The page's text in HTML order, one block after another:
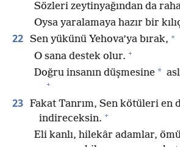
Sözleri zeytinyağından da
Oysa yaralamaya hazır bir
22 Sen yükünü Yehova’ya bırak, +
O sana destek olur. +
Doğru insanın düşmesine *
+
23 Fakat Tanrım, Sen kötüleri en
indireceksin. +
Eli kanlı, hilekâr adamlar,